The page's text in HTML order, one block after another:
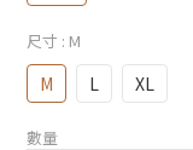
尺寸 : M
M L XL
數量